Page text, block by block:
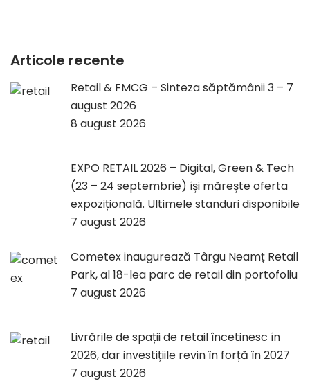
Articole recente
Retail & FMCG – Sinteza săptămânii 3 – 7
august 2026
8 august 2026
EXPO RETAIL 2026 – Digital, Green & Tech
(23 – 24 septembrie) își mărește oferta
expozițională. Ultimele standuri disponibile
7 august 2026
Cometex inaugurează Târgu Neamț Retail
Park, al 18-lea parc de retail din portofoliu
7 august 2026
Livrările de spații de retail încetinesc în
2026, dar investițiile revin în forță în 2027
7 august 2026